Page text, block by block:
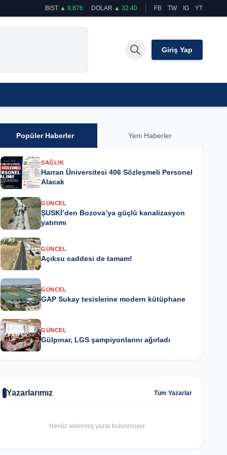
BIST ▲ 9.876 DOLAR ▲ 32.40 FB TW IG YT
Giriş Yap
Popüler Haberler Yeni Haberler
SAĞLIK
Harran Üniversitesi 406 Sözleşmeli Personel
Alacak
GÜNCEL
ŞUSKİ’den Bozova’ya güçlü kanalizasyon
yatırımı
GÜNCEL
Açıksu caddesi de tamam!
GÜNCEL
GAP Sukay tesislerine modern kütüphane
GÜNCEL
Gülpınar, LGS şampiyonlarını ağırladı
Yazarlarımız Tüm Yazarlar
Henüz eklenmiş yazar bulunmuyor.